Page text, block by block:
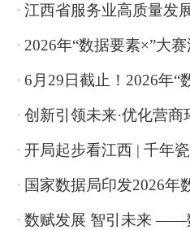
开局起步看江西 | 千年